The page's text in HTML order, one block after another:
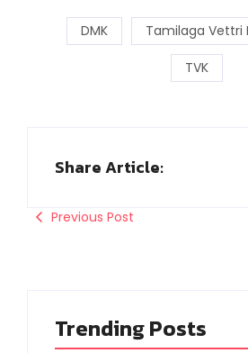
DMK Tamilaga Vettri
TVK
Share Article:
Previous Post
Trending Posts